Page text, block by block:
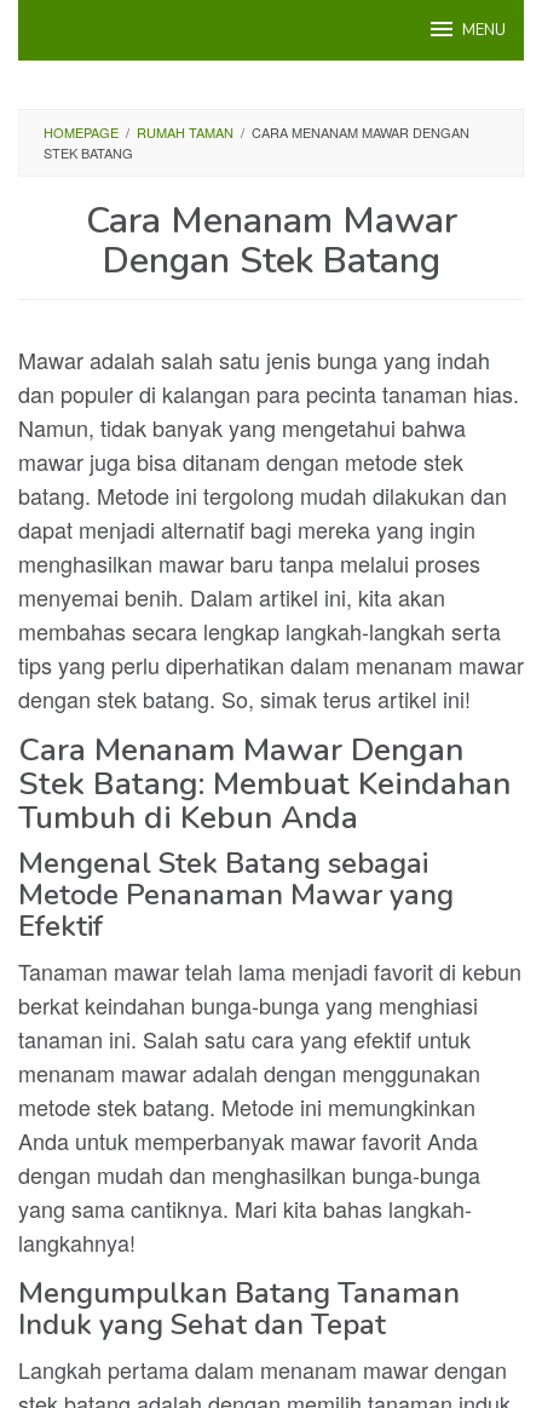
MENU
HOMEPAGE / RUMAH TAMAN / CARA MENANAM MAWAR DENGAN
STEK BATANG
Cara Menanam Mawar
Dengan Stek Batang
Mawar adalah salah satu jenis bunga yang indah
dan populer di kalangan para pecinta tanaman hias.
Namun, tidak banyak yang mengetahui bahwa
mawar juga bisa ditanam dengan metode stek
batang. Metode ini tergolong mudah dilakukan dan
dapat menjadi alternatif bagi mereka yang ingin
menghasilkan mawar baru tanpa melalui proses
menyemai benih. Dalam artikel ini, kita akan
membahas secara lengkap langkah-langkah serta
tips yang perlu diperhatikan dalam menanam mawar
dengan stek batang. So, simak terus artikel ini!
Cara Menanam Mawar Dengan
Stek Batang: Membuat Keindahan
Tumbuh di Kebun Anda
Mengenal Stek Batang sebagai
Metode Penanaman Mawar yang
Efektif
Tanaman mawar telah lama menjadi favorit di kebun
berkat keindahan bunga-bunga yang menghiasi
tanaman ini. Salah satu cara yang efektif untuk
menanam mawar adalah dengan menggunakan
metode stek batang. Metode ini memungkinkan
Anda untuk memperbanyak mawar favorit Anda
dengan mudah dan menghasilkan bunga-bunga
yang sama cantiknya. Mari kita bahas langkah-
langkahnya!
Mengumpulkan Batang Tanaman
Induk yang Sehat dan Tepat
Langkah pertama dalam menanam mawar dengan